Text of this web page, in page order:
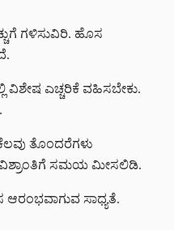
ಗಳಿಸುವಿರಿ. ಹೊಸ
ವಿಶೇಷ ಎಚ್ಚರಿಕೆ ವಹಿಸಬೇಕು.
ತೊಂದರೆಗಳು
ವಿಶ್ರಾಂತಿಗೆ ಸಮಯ ಮೀಸಲಿಡಿ.
ಆರಂಭವಾಗುವ ಸಾಧ್ಯತೆ.